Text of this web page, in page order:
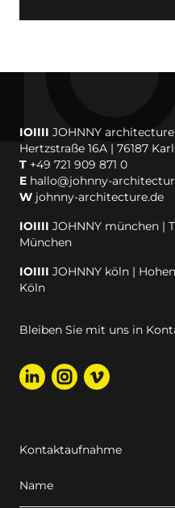
IOIIII JOHNNY
Hertzstraße 16A | 76187
T +49 721 909 871 0
E hallo@johnny-
W johnny-architecture.de
IOIIII JOHNNY münchen |
München
IOIIII JOHNNY köln |
Köln
Bleiben Sie mit uns in
Kontaktaufnahme
Name